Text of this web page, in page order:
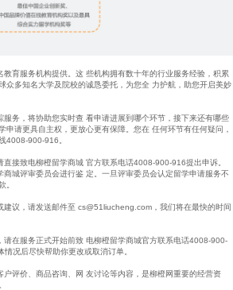
育服务机构提供。这 些机构拥有数十年的行业服务经验，积累
众多知名大学及院校的诚恳委托，为您全 力护航，助您开启美妙
务，将协助您实时查 看申请进展到哪个环节，接下来还有哪些
申请更具自主权，更放心更有保障。您在 任何环节有任何疑问，
4008-900-916。
接致电柳橙留学商城 官方联系电话4008-900-916提出申诉。
城评审委员会进行鉴 定。一旦评审委员会认定留学申请服务不
。
建议，请发送邮件至 cs@51liucheng.com，我们将在最快的时间
请在服务正式开始前致 电柳橙留学商城官方联系电话4008-900-
况后尽快帮助你更改或取消订单。
评价、商品咨询、网 友讨论等内容，是柳橙网重要的经营资